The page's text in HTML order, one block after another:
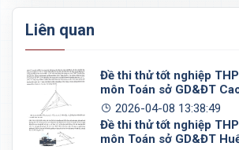
Liên quan
Đề thi thử tốt nghiệp
môn Toán sở GD&ĐT
2026-04-08 13:38:49
Đề thi thử tốt nghiệp
môn Toán sở GD&ĐT